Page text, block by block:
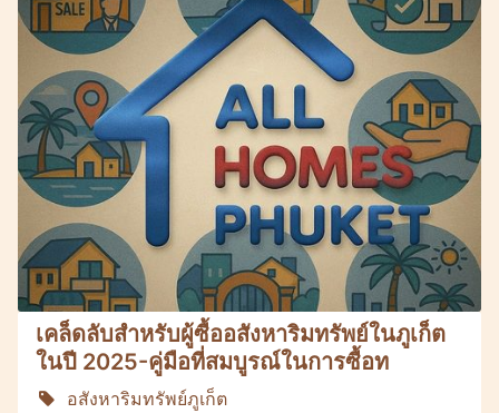
เคล็ดลับสำหรับผู้ซื้ออสังหาริมทรัพย์ในภูเก็ต
ในปี 2025-คู่มือที่สมบูรณ์ในการซื้อท
อสังหาริมทรัพย์ภูเก็ต